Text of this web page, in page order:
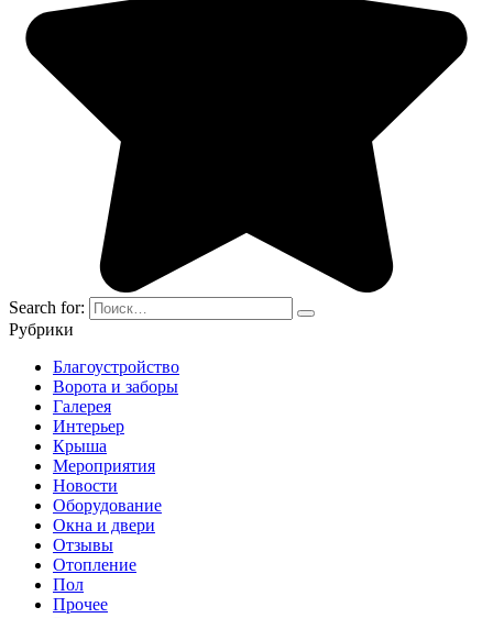
Search for:
Рубрики
Благоустройство
Ворота и заборы
Галерея
Интерьер
Крыша
Мероприятия
Новости
Оборудование
Окна и двери
Отзывы
Отопление
Пол
Прочее